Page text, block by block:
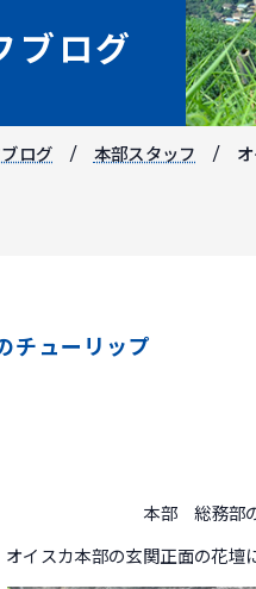
ブログ
ログ 本部スタッフ
チューリップ
本部 総務部
オイスカ本部の玄関正面の花壇